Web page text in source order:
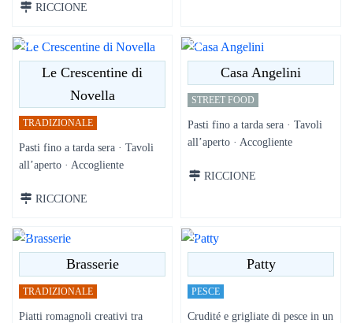
RICCIONE
Le Crescentine di
Novella
TRADIZIONALE
Pasti fino a tarda sera · Tavoli
all’aperto · Accogliente
RICCIONE
Casa Angelini
STREET FOOD
Pasti fino a tarda sera · Tavoli
all’aperto · Accogliente
RICCIONE
Brasserie
TRADIZIONALE
Piatti romagnoli creativi tra
Patty
PESCE
Crudité e grigliate di pesce in un